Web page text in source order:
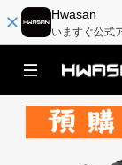
Hwasan
いますぐ公式